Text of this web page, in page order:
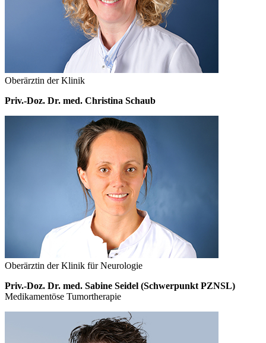
Oberärztin der Klinik
Priv.-Doz. Dr. med. Christina Schaub
Oberärztin der Klinik für Neurologie
Priv.-Doz. Dr. med. Sabine Seidel (Schwerpunkt PZNSL)
Medikamentöse Tumortherapie